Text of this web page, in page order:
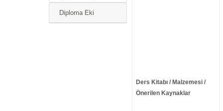
Diploma Eki
Ders Kitabı / Malzemesi /
Önerilen Kaynaklar